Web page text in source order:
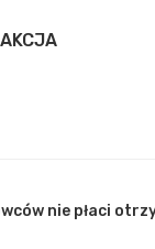
nie płaci